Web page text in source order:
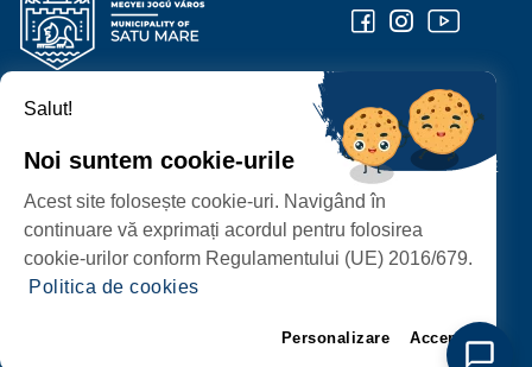
PROTECȚIA DATELOR PERSONALE
PRIMĂRIA MUNICIPIULUI
P-ȚA 25 OCTOMBRIE, NR. 1 CORP M, 440026 SATU MARE
Salut!
Noi suntem cookie-urile
Acest site folosește cookie-uri. Navigând în
continuare vă exprimați acordul pentru folosirea
cookie-urilor conform Regulamentului (UE) 2016/679.
Politica de cookies
Personalizare Accept